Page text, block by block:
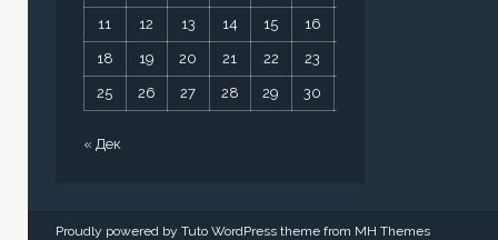
11 12 13 14 15 16
18 19 20 21 22 23
25 26 27 28 29 30
« Дек
Proudly powered by Tuto WordPress theme from MH Themes